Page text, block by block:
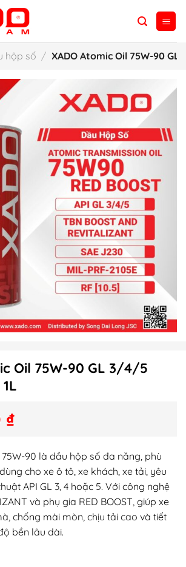
hộp số / XADO Atomic Oil 75W-90 GL
Oil 75W-90 GL 3/4/5
₫
90 là dầu hộp số đa năng, phù
cho xe ô tô, xe khách, xe tải, yêu
API GL 3, 4 hoặc 5. Với công nghệ
và phụ gia RED BOOST, giúp xe
chống mài mòn, chịu tải cao và tiết
bền lâu dài.